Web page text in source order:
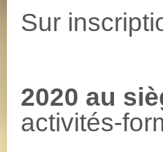
Sur
2020 au
activités-